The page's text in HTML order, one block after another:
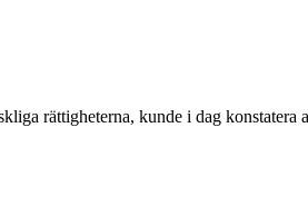
rättigheterna, kunde i dag konstatera